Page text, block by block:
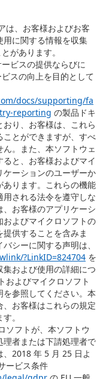
は、お客様およびお客
に関する情報を収集
があります。
ビスの提供ならびに
スの向上を目的として
docs/supporting/fa
reporting の製品ドキ
り、お客様は、これら
とができますが、すべ
。また、本ソフトウェ
と、お客様およびマイ
ーションのユーザーか
あります。これらの機能
される法令を遵守しな
お客様のアプリケーシ
およびマイクロソフトの
供することを含みま
シーに関する声明は、
?LinkID=824704 を
および使用の詳細につ
およびマイクロソフト
参照してください。本
お客様はこれらの規定
。
ソフトが、本ソフトウ
理者または下請処理者で
2018 年 5 月 25 日よ
ービス条件